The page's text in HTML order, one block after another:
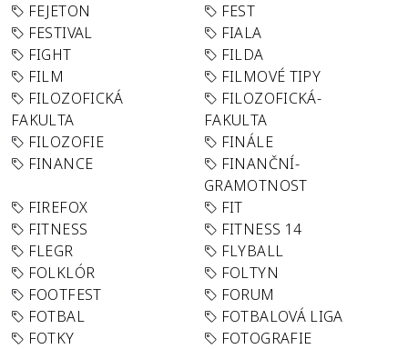
FEJETON
FEST
FESTIVAL
FIALA
FIGHT
FILDA
FILM
FILMOVÉ TIPY
FILOZOFICKÁ
FAKULTA
FILOZOFICKÁ-
FAKULTA
FILOZOFIE
FINÁLE
FINANCE
FINANČNÍ-
GRAMOTNOST
FIREFOX
FIT
FITNESS
FITNESS 14
FLEGR
FLYBALL
FOLKLÓR
FOLTYN
FOOTFEST
FORUM
FOTBAL
FOTBALOVÁ LIGA
FOTKY
FOTOGRAFIE